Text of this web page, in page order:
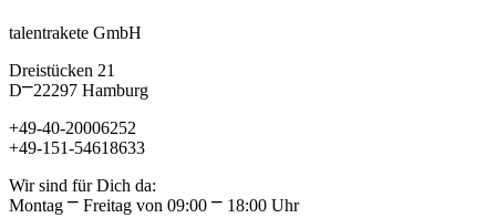
talentrakete GmbH
Dreistücken 21
D⎻22297 Hamburg
+49-40-20006252
+49-151-54618633
Wir sind für Dich da:
Montag ⎻ Freitag von 09:00 ⎻ 18:00 Uhr